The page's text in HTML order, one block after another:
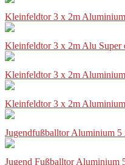
Kleinfeldtor 3 x 2m
Kleinfeldtor 3 x 2m Alu Super
Kleinfeldtor 3 x 2m
Kleinfeldtor 3 x 2m
Jugendfußballtor Aluminium
Jugend Fußballtor Aluminium